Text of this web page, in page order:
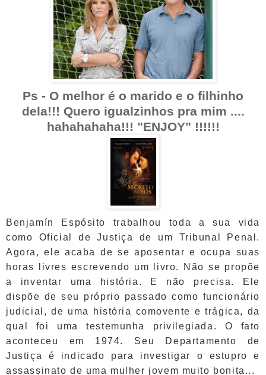
Ps - O melhor é o marido e o filhinho
dela!!! Quero igualzinhos pra mim ....
hahahahaha!!! "ENJOY" !!!!!!
Benjamín Espósito trabalhou toda a sua vida
como Oficial de Justiça de um Tribunal Penal.
Agora, ele acaba de se aposentar e ocupa suas
horas livres escrevendo um livro. Não se propõe
a inventar uma história. E não precisa. Ele
dispõe de seu próprio passado como funcionário
judicial, de uma história comovente e trágica, da
qual foi uma testemunha privilegiada. O fato
aconteceu em 1974. Seu Departamento de
Justiça é indicado para investigar o estupro e
assassinato de uma mulher jovem muito bonita...